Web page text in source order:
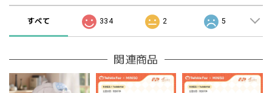
すべて 334 2 5
関連商品